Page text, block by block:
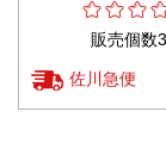
販売個数
佐川急便